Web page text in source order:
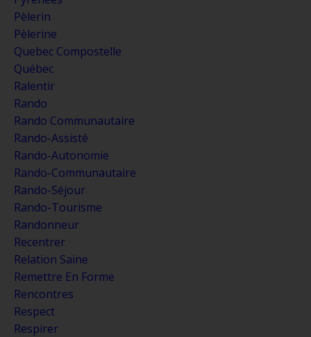
Pèlerin
Pèlerine
Quebec Compostelle
Québec
Ralentir
Rando
Rando Communautaire
Rando-Assisté
Rando-Autonomie
Rando-Communautaire
Rando-Séjour
Rando-Tourisme
Randonneur
Recentrer
Relation Saine
Remettre En Forme
Rencontres
Respect
Respirer